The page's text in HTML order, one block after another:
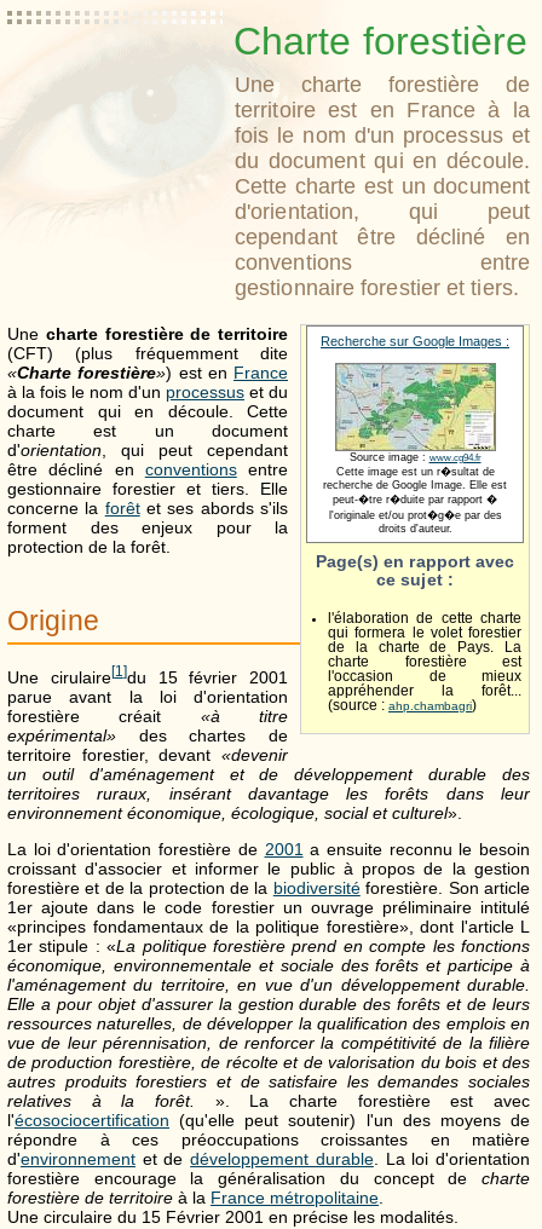
Charte forestière
Une charte forestière de
territoire est en France à la
fois le nom d'un processus et
du document qui en découle.
Cette charte est un document
d'orientation, qui peut
cependant être décliné en
conventions entre
gestionnaire forestier et tiers.
Recherche sur Google Images :
Source image : www.cg94.fr
Cette image est un r�sultat de
recherche de Google Image. Elle est
peut-�tre r�duite par rapport �
l'originale et/ou prot�g�e par des
droits d'auteur.
Page(s) en rapport avec
ce sujet :
l'élaboration de cette charte
qui formera le volet forestier
de la charte de Pays. La
charte forestière est
l'occasion de mieux
appréhender la forêt...
(source : ahp.chambagri)
Une charte forestière de territoire
(CFT) (plus fréquemment dite
«Charte forestière») est en France
à la fois le nom d'un processus et du
document qui en découle. Cette
charte est un document
d'orientation , qui peut cependant
être décliné en conventionsentre
gestionnaire forestier et tiers. Elle
concerne la forêtet ses abords s'ils
forment des enjeux pour la
protection de la forêt.
Origine
Une cirulaire[1]du 15 février 2001
parue avant la loi d'orientation
forestière créait «à titre
expérimental» des chartes de
territoire forestier, devant «devenir
un outil d'aménagement et de développement durable des
territoires ruraux, insérant davantage les forêts dans leur
environnement économique, écologique, social et culturel».
La loi d'orientation forestière de 2001 a ensuite reconnu le besoin
croissant d'associer et informer le public à propos de la gestion
forestière et de la protection de la biodiversitéforestière. Son article
1er ajoute dans le code forestier un ouvrage préliminaire intitulé
«principes fondamentaux de la politique forestière», dont l'article L
1er stipule : «La politique forestière prend en compte les fonctions
économique, environnementale et sociale des forêts et participe à
l'aménagement du territoire, en vue d'un développement durable.
Elle a pour objet d'assurer la gestion durable des forêts et de leurs
ressources naturelles, de développer la qualification des emplois en
vue de leur pérennisation, de renforcer la compétitivité de la filière
de production forestière, de récolte et de valorisation du bois et des
autres produits forestiers et de satisfaire les demandes sociales
relatives à la forêt. ». La charte forestière est avec
l'écosociocertification (qu'elle peut soutenir) l'un des moyens de
répondre à ces préoccupations croissantes en matière
d'environnement et dedéveloppement durable. La loi d'orientation
forestière encourage la généralisation du concept de charte
forestière de territoire à la France métropolitaine
Une circulaire du 15 Février 2001 en précise les modalités.